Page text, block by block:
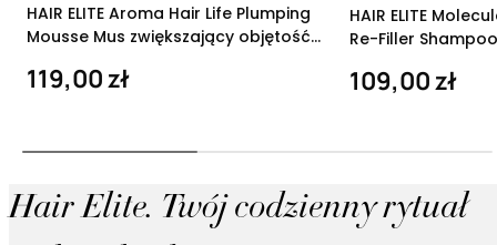
HAIR ELITE Aroma Hair Life Plumping
Mousse Mus zwiększający objętość
119,00 zł
HAIR ELITE
Re-Filler
109,00 zł
Hair Elite. Twój codzienny rytuał